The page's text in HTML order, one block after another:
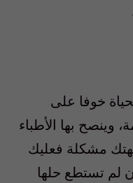
خوفا على
وينصح بها الأطباء
مشكلة فعليك
لم تستطع حلها